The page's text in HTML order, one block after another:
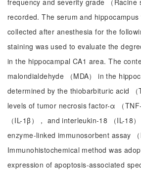
frequency and severity grade （Racine
recorded. The serum and
collected after anesthesia for the
staining was used to evaluate the
in the hippocampal CA1 area. The
malondialdehyde （MDA） in the
determined by the thiobarbituric acid （
levels of tumor necrosis factor-α （
（IL-1β）， and interleukin-18 （IL-18
enzyme-linked immunosorbent assay
Immunohistochemical method was
expression of apoptosis-associated